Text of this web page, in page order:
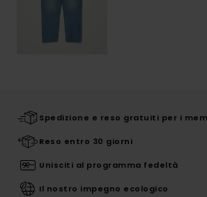
Spedizione e reso gratuiti per i
Reso entro 30 giorni
Unisciti al programma fedeltà
Il nostro impegno ecologico